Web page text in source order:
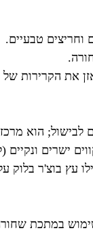
טבעיים.
את הקרירות של
הוא
עץ בוצ'ר בלוק
במתכת